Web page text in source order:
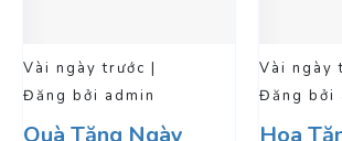
ngày trước |
bởi admin
Vài ngày trước |
Đăng bởi admin